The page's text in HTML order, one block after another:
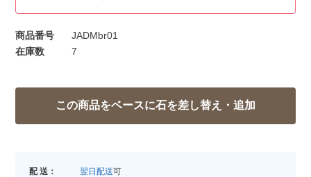
商品番号
JADMbr01
在庫数
7
配 送： 翌日配送可